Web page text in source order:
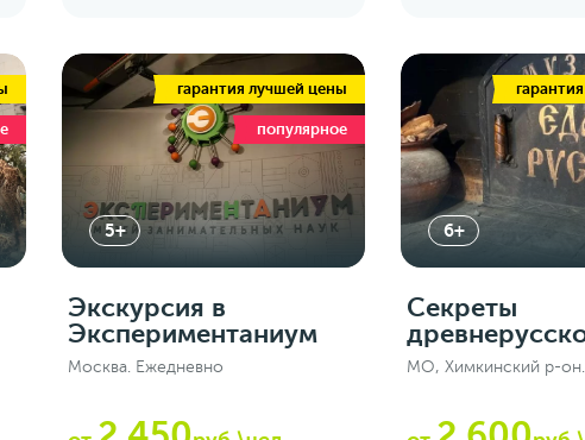
гарантия лучшей цены
популярное
5+
Экскурсия в
Экспериментаниум
Москва. Ежедневно
6+
Секреты
МО, Химкинский р-